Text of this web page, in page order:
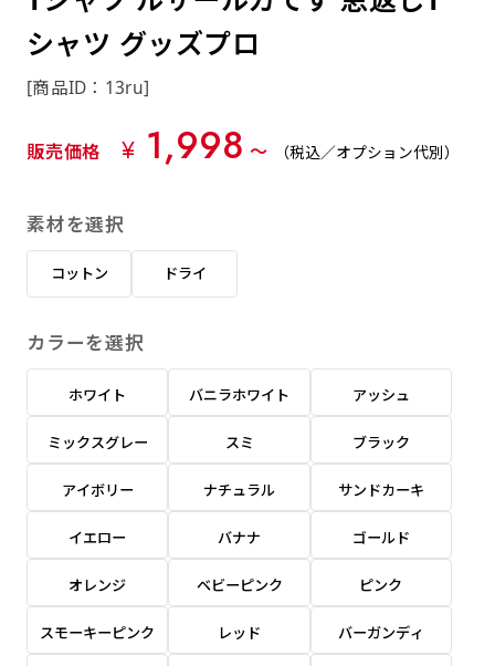
シャツ グッズプロ
[商品ID：13ru]
販売価格 ¥ 1,998 〜 （税込／オプション代別）
素材を選択
コットン ドライ
カラーを選択
ホワイト バニラホワイト アッシュ
ミックスグレー スミ ブラック
アイボリー ナチュラル サンドカーキ
イエロー バナナ ゴールド
オレンジ ベビーピンク ピンク
スモーキーピンク レッド バーガンディ
ません。
リピート（要画像確認）［ +298円 ］
弊社よりJPG画像をお送りします。ご確認のお
入稿（AI／PSD）
購入時の案内に沿って入稿してください。［
入稿（AI／PSD）（要画像確認）［ +298円
］
弊社よりJPG画像をお送りします。ご確認のお
返事を頂いたあとに製作開始いたします。
デザイン依頼［ +3,998円 ］
イルまたは、文章でお知らせください。
セル不可となります。
名入れ［+999円］
文字のみの名入れが可能です。
名入れ（要画像確認）［+1,298円］
弊社よりJPG画像をお送りします。ご確認のお
返事を頂いたあとに製作開始いたします。
幅は標準サイズですが高さが30cm 低いです。
近距離の歩行者や、特に女性の目線を意識したい
スリム(45x180)
飾る場所に対して、標準サイズでは大きすぎると
感じる場合や、立てる本数を増やしたい場合はこ
ちらです。
幅が15cm 狭くなっておりスリムな印象を受けま
す。
幅は標準サイズですが高さが30cm 低いです。
近距離の歩行者や、特に女性の目線を意識したい
スリム(180x45)
飾る場所に対して、標準サイズでは大きすぎると
感じる場合や、立てる本数を増やしたい場合はこ
ちらです。
幅が15cm 狭くなっておりスリムな印象を受けま
す。
上下チチ
チチ無し
上左チチと
上右チチと
左棒袋縫い
右棒袋縫い
（上と右）
上棒袋縫い
（上のみ）
上下棒袋縫い
（上と下）
上左右チチ
（上と左右）
ハトメ四隅
ハトメ上4つ
（+1営業日）
ハトメ上下4つ
（+1営業日）
上棒袋縫い
（上のみ）
（上のみ） その他
※備考欄に要望をお書きください
四辺補強
［ +58円 ］
ポンジをやや厚くした生地です。ポンジと比
べると約2倍の厚みがあります。タペストリー
1本（2分割）の場合だと
文字の間にスリットが入ります